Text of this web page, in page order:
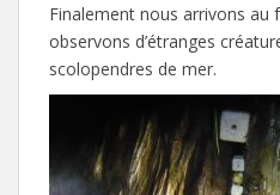
Finalement nous arrivons au
observons d’étranges
scolopendres de mer.